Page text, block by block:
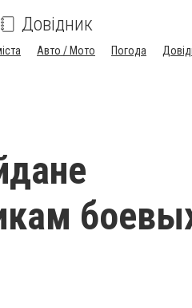
Довідник
Авто / Мото Погода